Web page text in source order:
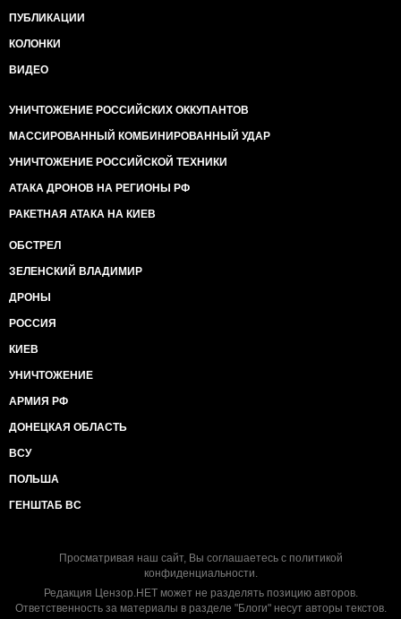
ПУБЛИКАЦИИ
КОЛОНКИ
ВИДЕО
УНИЧТОЖЕНИЕ РОССИЙСКИХ ОККУПАНТОВ
МАССИРОВАННЫЙ КОМБИНИРОВАННЫЙ УДАР
УНИЧТОЖЕНИЕ РОССИЙСКОЙ ТЕХНИКИ
АТАКА ДРОНОВ НА РЕГИОНЫ РФ
РАКЕТНАЯ АТАКА НА КИЕВ
ОБСТРЕЛ
ЗЕЛЕНСКИЙ ВЛАДИМИР
ДРОНЫ
РОССИЯ
КИЕВ
УНИЧТОЖЕНИЕ
АРМИЯ РФ
ДОНЕЦКАЯ ОБЛАСТЬ
ВСУ
ПОЛЬША
ГЕНШТАБ ВС
Просматривая наш сайт, Вы соглашаетесь с политикой
конфиденциальности.
Редакция Цензор.НЕТ может не разделять позицию авторов.
Ответственность за материалы в разделе "Блоги" несут авторы текстов.